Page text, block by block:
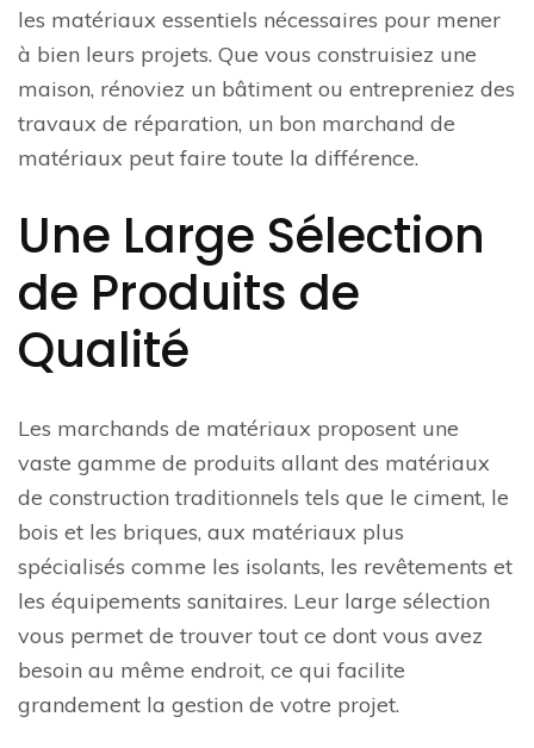
les matériaux essentiels nécessaires pour mener
à bien leurs projets. Que vous construisiez une
maison, rénoviez un bâtiment ou entrepreniez des
travaux de réparation, un bon marchand de
matériaux peut faire toute la différence.
Une Large Sélection
de Produits de
Qualité
Les marchands de matériaux proposent une
vaste gamme de produits allant des matériaux
de construction traditionnels tels que le ciment, le
bois et les briques, aux matériaux plus
spécialisés comme les isolants, les revêtements et
les équipements sanitaires. Leur large sélection
vous permet de trouver tout ce dont vous avez
besoin au même endroit, ce qui facilite
grandement la gestion de votre projet.